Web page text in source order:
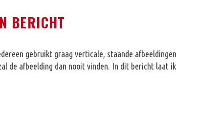
BERICHT
gebruikt graag verticale, staande afbeeldingen
de afbeelding dan nooit vinden. In dit bericht laat ik